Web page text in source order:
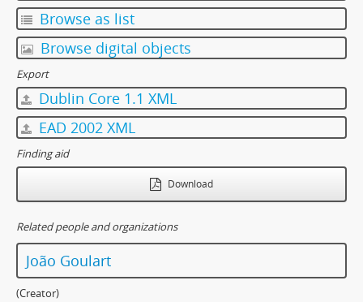
Browse as list
Browse digital objects
Export
Dublin Core 1.1 XML
EAD 2002 XML
Finding aid
Download
Related people and organizations
João Goulart
(Creator)